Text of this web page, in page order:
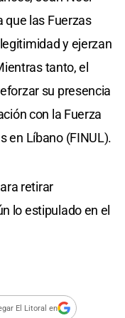
que las Fuerzas
y ejerzan
tanto, el
su presencia
con la Fuerza
en Líbano (FINUL).
retirar
lo estipulado en el
El Litoral en